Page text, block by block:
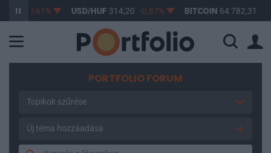
-0,61% USD/HUF 314,20 -0,87% BITCOIN 64 782,31 -
PORTFOLIO FORUM
Topikok szűrése
Új téma hozzáadása